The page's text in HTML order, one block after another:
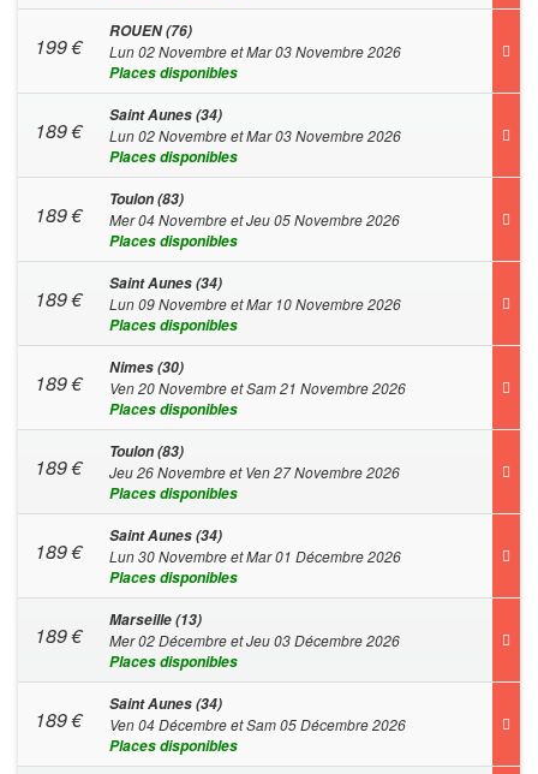
199€
ROUEN (76)
Lun 02 Novembre et Mar 03 Novembre 2026
Places disponibles
189€
Saint Aunes (34)
Lun 02 Novembre et Mar 03 Novembre 2026
Places disponibles
189€
Toulon (83)
Mer 04 Novembre et Jeu 05 Novembre 2026
Places disponibles
189€
Saint Aunes (34)
Lun 09 Novembre et Mar 10 Novembre 2026
Places disponibles
189€
Nimes (30)
Ven 20 Novembre et Sam 21 Novembre 2026
Places disponibles
189€
Toulon (83)
Jeu 26 Novembre et Ven 27 Novembre 2026
Places disponibles
189€
Saint Aunes (34)
Lun 30 Novembre et Mar 01 Décembre 2026
Places disponibles
189€
Marseille (13)
Mer 02 Décembre et Jeu 03 Décembre 2026
Places disponibles
189€
Saint Aunes (34)
Ven 04 Décembre et Sam 05 Décembre 2026
Places disponibles